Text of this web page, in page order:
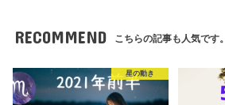
RECOMMEND こちらの記事も人気です。
星の動き